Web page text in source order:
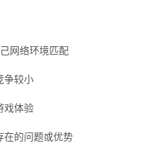
网络环境匹配
争较小
戏体验
在的问题或优势